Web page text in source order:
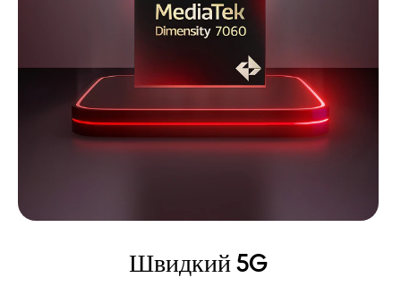
Швидкий 5G